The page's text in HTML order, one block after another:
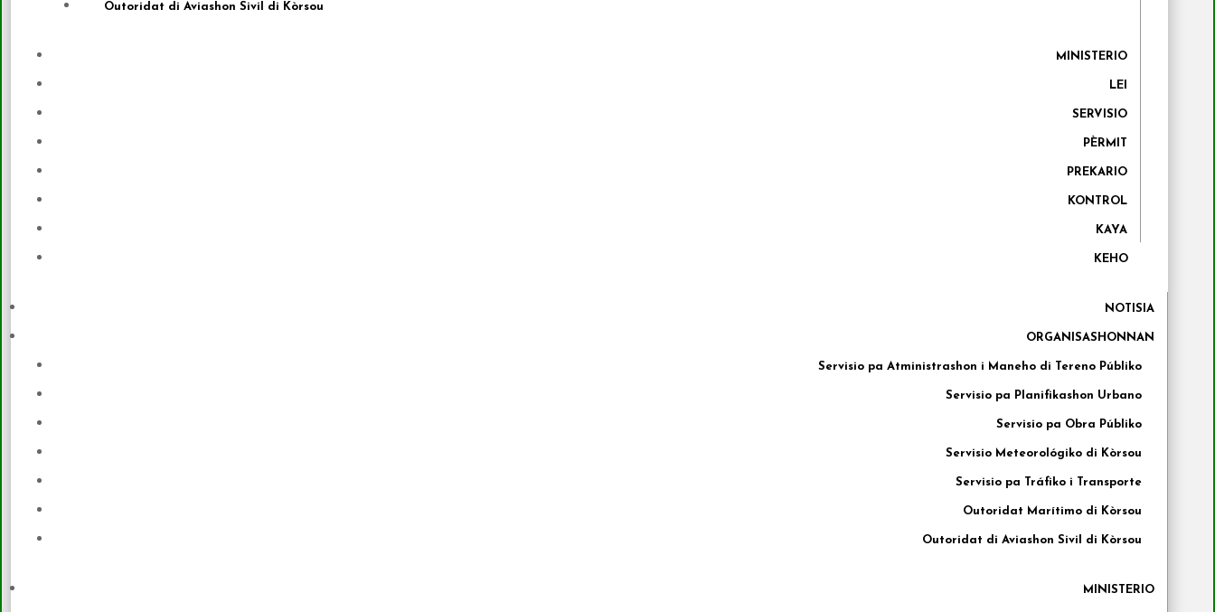
Outoridat di Aviashon Sivil di Kòrsou
MINISTERIO
LEI
SERVISIO
PÈRMIT
PREKARIO
KONTROL
KAYA
KEHO
NOTISIA
ORGANISASHONNAN
Servisio pa Atministrashon i Maneho di Tereno Públiko
Servisio pa Planifikashon Urbano
Servisio pa Obra Públiko
Servisio Meteorológiko di Kòrsou
Servisio pa Tráfiko i Transporte
Outoridat Marítimo di Kòrsou
Outoridat di Aviashon Sivil di Kòrsou
MINISTERIO